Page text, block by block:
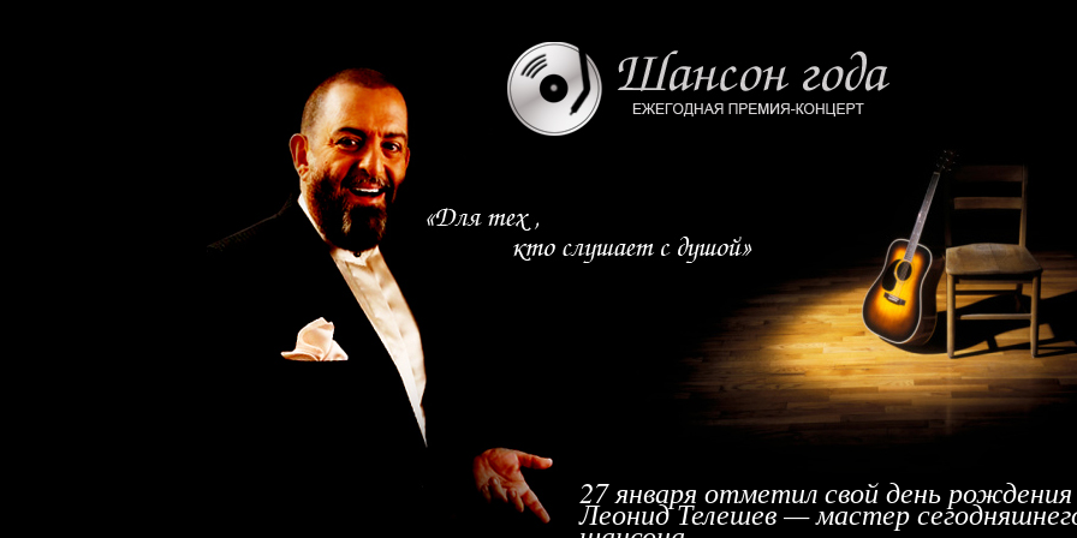
27 января отметил свой день рождения
Леонид Телешев — мастер